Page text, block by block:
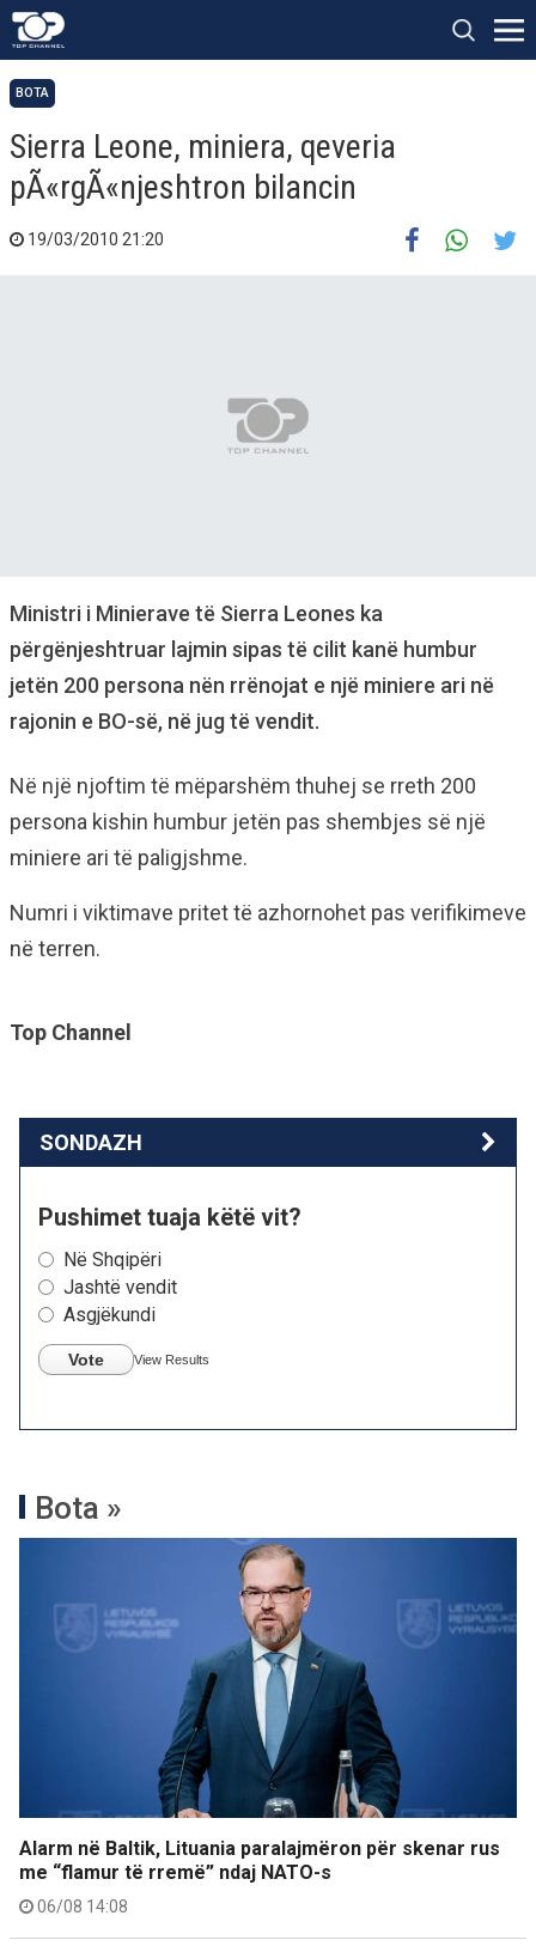
BOTA
Sierra Leone, miniera, qeveria
pÃ«rgÃ«njeshtron bilancin
19/03/2010 21:20
Ministri i Minierave të Sierra Leones ka
përgënjeshtruar lajmin sipas të cilit kanë humbur
jetën 200 persona nën rrënojat e një miniere ari në
rajonin e BO-së, në jug të vendit.
Në një njoftim të mëparshëm thuhej se rreth 200
persona kishin humbur jetën pas shembjes së një
miniere ari të paligjshme.
Numri i viktimave pritet të azhornohet pas verifikimeve
në terren.
Top Channel
SONDAZH
Pushimet tuaja këtë vit?
Në Shqipëri
Jashtë vendit
Asgjëkundi
Vote View Results
Bota »
Alarm në Baltik, Lituania paralajmëron për skenar rus
me “flamur të rremë” ndaj NATO-s
06/08 14:08